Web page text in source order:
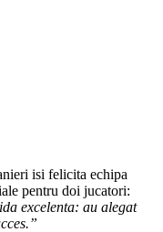
isi felicita echipa
pentru doi jucatori:
excelenta: au alegat